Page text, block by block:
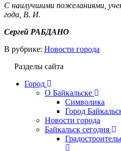
С наилучшими пожеланиями,
года, В. И.
Сергей РАБДАНО
В рубрике: Новости города
Разделы сайта
Город
О Байкальске
Символика
Город
Новости города
Байкальск сегодня